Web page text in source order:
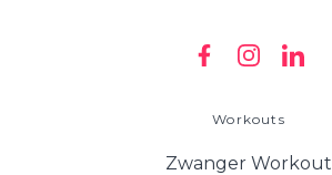
Workouts
Zwanger Workout